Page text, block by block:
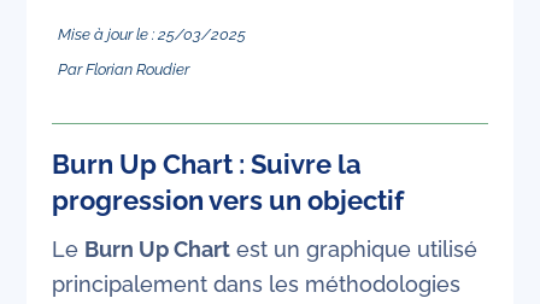
Mise à jour le : 25/03/2025
ParFlorian Roudier
Burn Up Chart : Suivre la
progression vers un objectif
Le Burn Up Chartest un graphique utilisé
principalement dans les méthodologies